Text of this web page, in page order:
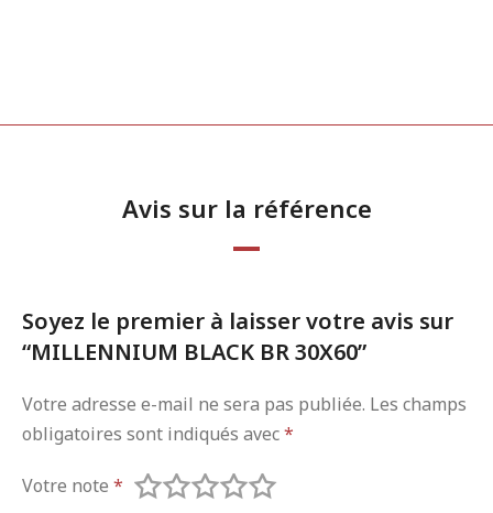
Avis sur la référence
Soyez le premier à laisser votre avis sur
“MILLENNIUM BLACK BR 30X60”
Votre adresse e-mail ne sera pas publiée. Les champs
obligatoires sont indiqués avec*
Votre note *